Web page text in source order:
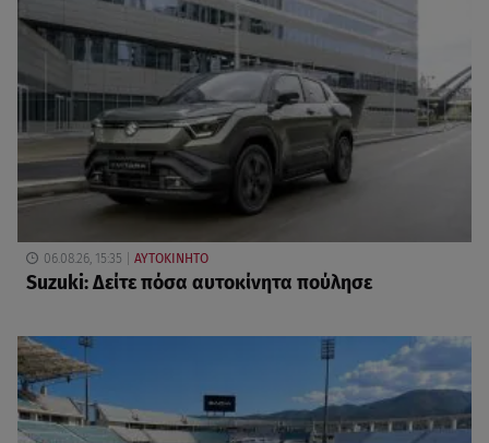
06.08.26, 15:35 ΑΥΤΟΚΙΝΗΤΟ
Suzuki: Δείτε πόσα αυτοκίνητα πούλησε